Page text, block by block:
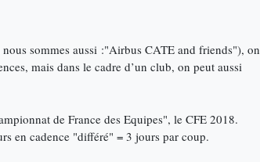
sommes aussi :"Airbus CATE and friends"), on
mais dans le cadre d’un club, on peut aussi
de France des Equipes", le CFE 2018.
en cadence "différé" = 3 jours par coup.